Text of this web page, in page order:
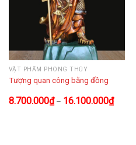
VẬT PHẨM PHONG THỦY
Tượng quan công bằng đồng
8.700.000₫– 16.100.000₫